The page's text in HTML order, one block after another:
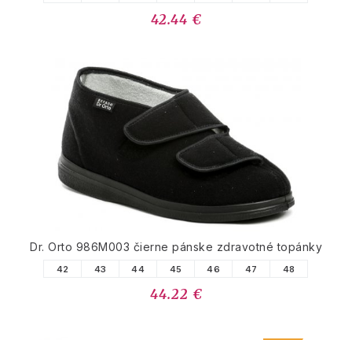
42.44 €
Dr. Orto 986M003 čierne pánske zdravotné topánky
42 43 44 45 46 47 48
44.22 €